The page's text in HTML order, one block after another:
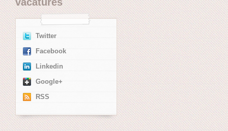
Twitter
Facebook
Linkedin
Google+
RSS